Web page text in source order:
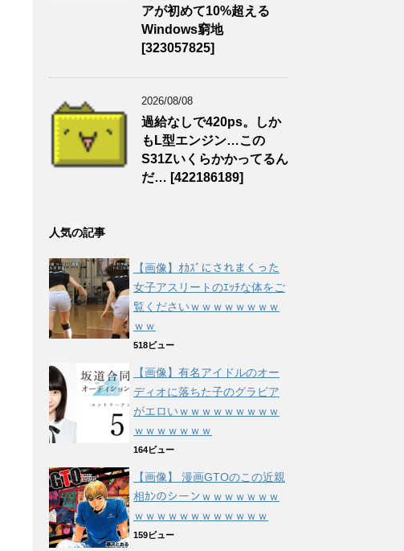
アが初めて10%超える
Windows窮地
[323057825]
2026/08/08
過給なしで420ps。しか
もL型エンジン…この
S31Zいくらかかってるん
だ… [422186189]
人気の記事
【画像】ｵｶｽﾞにされまくった
女子アスリートのｴｯﾁな体をご
覧くださいｗｗｗｗｗｗｗｗ
ｗｗ
518ビュー
【画像】有名アイドルのオー
ディオに落ちた子のグラビア
がエロいｗｗｗｗｗｗｗｗｗ
ｗｗｗｗｗｗｗ
164ビュー
【画像】 漫画GTOのこの近親
相ｶﾝのシーンｗｗｗｗｗｗｗ
ｗｗｗｗｗｗｗｗｗｗｗｗ
159ビュー